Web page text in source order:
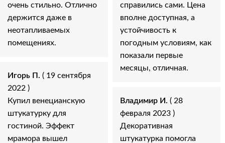
очень стильно. Отлично
держится даже в
неотапливаемых
помещениях.
Игорь П. ( 19 сентября
2022 )
Купил венецианскую
штукатурку для
гостиной. Эффект
мрамора вышел
справились сами. Цена
вполне доступная, а
устойчивость к
погодным условиям, как
показали первые
месяцы, отличная.
Владимир И. ( 28
февраля 2023 )
Декоративная
штукатурка помогла